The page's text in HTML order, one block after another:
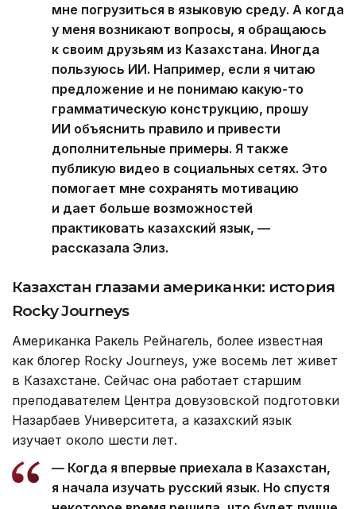
мне погрузиться в языковую среду. А когда
у меня возникают вопросы, я обращаюсь
к своим друзьям из Казахстана. Иногда
пользуюсь ИИ. Например, если я читаю
предложение и не понимаю какую-то
грамматическую конструкцию, прошу
ИИ объяснить правило и привести
дополнительные примеры. Я также
публикую видео в социальных сетях. Это
помогает мне сохранять мотивацию
и дает больше возможностей
практиковать казахский язык, —
рассказала Элиз.
Казахстан глазами американки: история
Rocky Journeys
Американка Ракель Рейнагель, более известная
как блогер Rocky Journeys, уже восемь лет живет
в Казахстане. Сейчас она работает старшим
преподавателем Центра довузовской подготовки
Назарбаев Университета, а казахский язык
изучает около шести лет.
— Когда я впервые приехала в Казахстан,
я начала изучать русский язык. Но спустя